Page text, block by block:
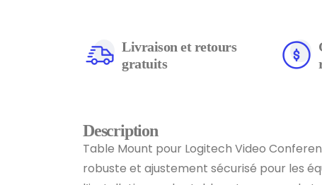
Livraison et retours
gratuits
Description
Table Mount pour Logitech Video
robuste et ajustement sécurisé pour les